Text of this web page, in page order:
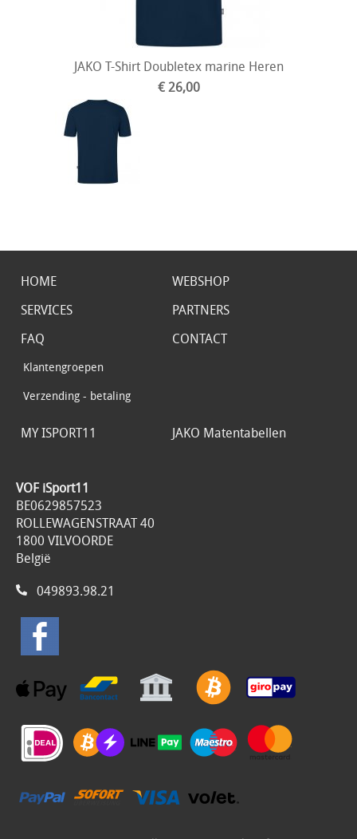
JAKO T-Shirt Doubletex marine Heren
€ 26,00
HOME
WEBSHOP
SERVICES
PARTNERS
FAQ
Klantengroepen
Verzending - betaling
CONTACT
MY ISPORT11 JAKO Matentabellen
VOF iSport11
BE0629857523
ROLLEWAGENSTRAAT 40
1800 VILVOORDE
België
049893.98.21